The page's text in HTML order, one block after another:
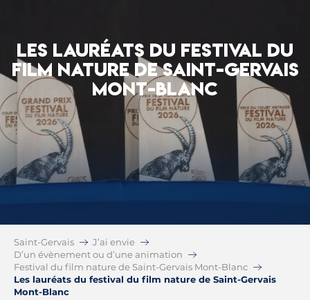
LES LAURÉATS DU FESTIVAL DU
FILM NATURE DE SAINT-GERVAIS
MONT-BLANC
Saint-Gervais
J’ai envie
D’un évènement ou d’une animation
Festival du film nature de Saint-Gervais Mont-Blanc
Les lauréats du festival du film nature de Saint-Gervais
Mont-Blanc